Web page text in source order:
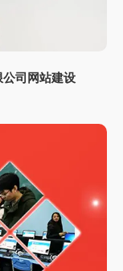
公司网站建设